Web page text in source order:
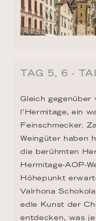
TAG 5, 6 -
Gleich gegenüber
l’Hermitage, ein
Feinschmecker.
Weingüter haben
die berühmten
Hermitage-AOP-
Höhepunkt
Valrhona
edle Kunst der
entdecken, was